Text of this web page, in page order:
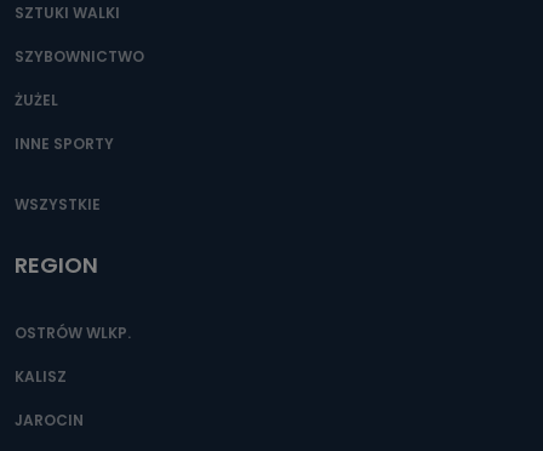
SZTUKI WALKI
SZYBOWNICTWO
ŻUŻEL
INNE SPORTY
WSZYSTKIE
REGION
OSTRÓW WLKP.
KALISZ
JAROCIN